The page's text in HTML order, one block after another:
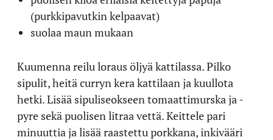
(purkkipavutkin kelpaavat)
suolaa maun mukaan
Kuumenna reilu loraus öljyä kattilassa. Pilko
sipulit, heitä curryn kera kattilaan ja kuullota
hetki. Lisää sipuliseokseen tomaattimurska ja -
pyre sekä puolisen litraa vettä. Keittele pari
minuuttia ja lisää raastettu porkkana, inkivääri